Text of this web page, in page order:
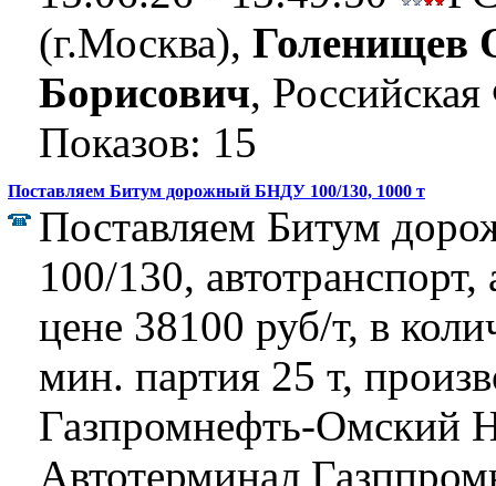
(г.Москва), Голенищев
Борисович,
Показов: 15
Поставляем Битум дорожный БНДУ 100/130, 1000 т
Поставляем Битум
100/130, автотранспорт,
цене 38100 руб/т, в
мин. партия 25 т,
Газпромнефть-Омский
Автотерминал